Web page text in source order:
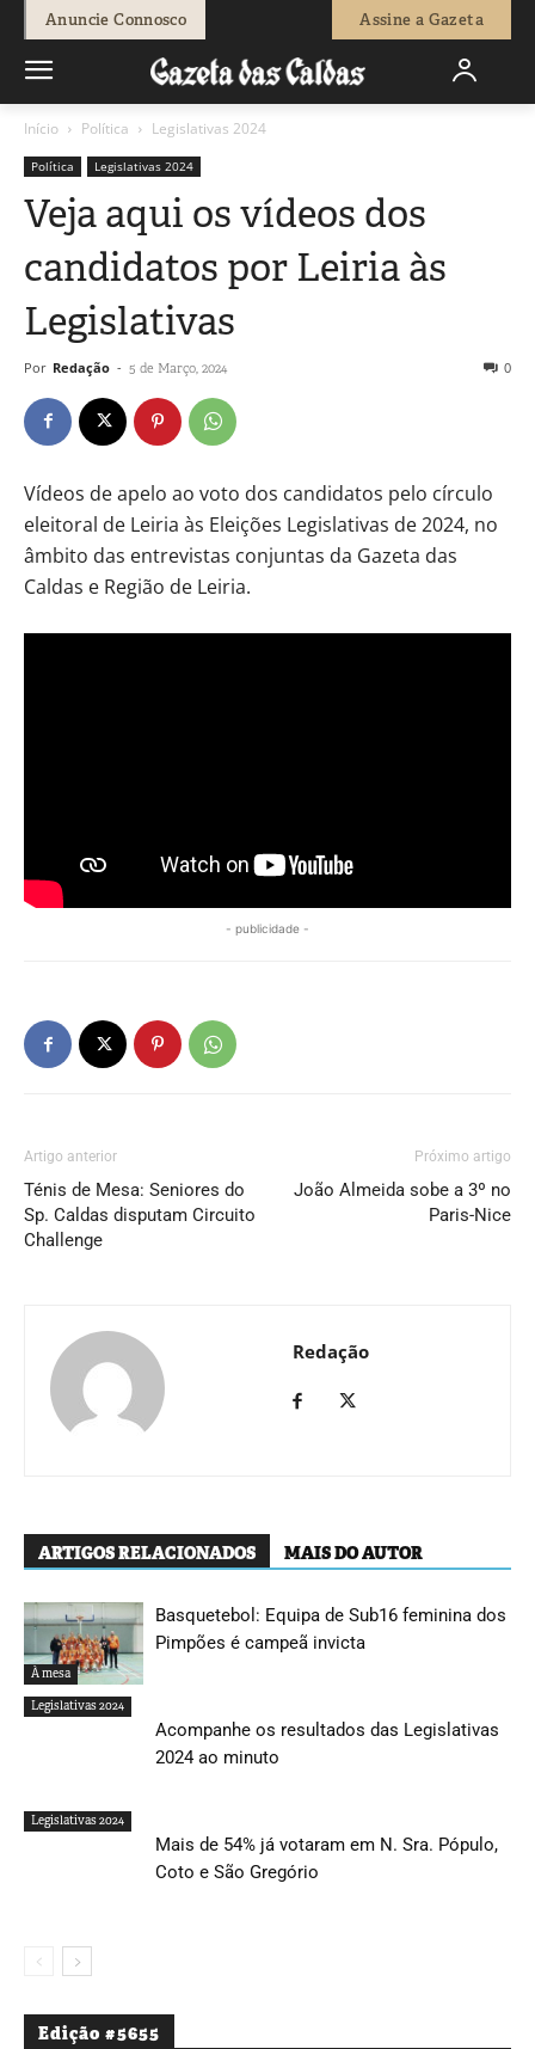
Anuncie Connosco Assine a Gazeta
Início Política Legislativas 2024
Política Legislativas 2024
Veja aqui os vídeos dos
candidatos por Leiria às
Legislativas
Por Redação - 5 de Março, 2024 0
Vídeos de apelo ao voto dos candidatos pelo círculo
eleitoral de Leiria às Eleições Legislativas de 2024, no
âmbito das entrevistas conjuntas da Gazeta das
Caldas e Região de Leiria.
- publicidade -
Artigo anterior
Ténis de Mesa: Seniores do
Sp. Caldas disputam Circuito
Challenge
Próximo artigo
João Almeida sobe a 3º no
Paris-Nice
Redação
ARTIGOS RELACIONADOS MAIS DO AUTOR
À mesa
Basquetebol: Equipa de Sub16 feminina dos
Pimpões é campeã invicta
Legislativas 2024
Acompanhe os resultados das Legislativas
2024 ao minuto
Legislativas 2024
Mais de 54% já votaram em N. Sra. Pópulo,
Coto e São Gregório
Edição #5655